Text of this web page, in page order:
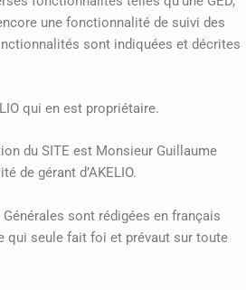
une fonctionnalité de suivi des
sont indiquées et décrites
qui en est propriétaire.
du SITE est Monsieur Guillaume
de gérant d’AKELIO.
sont rédigées en français
qui seule fait foi et prévaut sur toute